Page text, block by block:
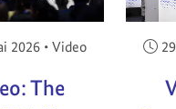
am:
2026 • Video
The